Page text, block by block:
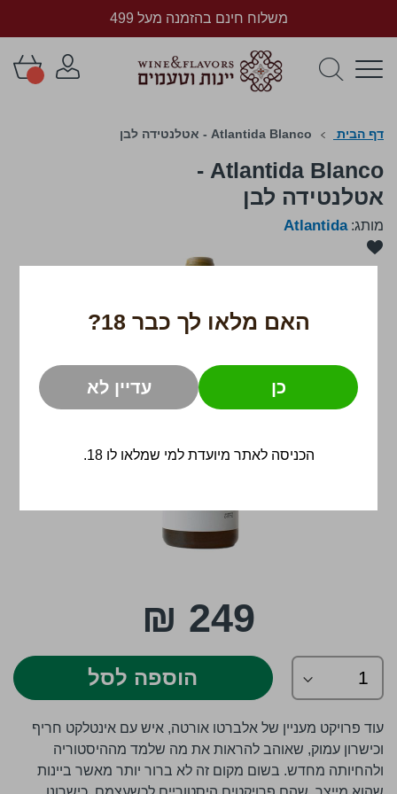
האם מלאו לך כבר 18?
כן עדיין לא
הכניסה לאתר מיועדת למי שמלאו לו 18.
משלוח חינם בהזמנה מעל 499
דף הבית Atlantida Blanco - אטלנטידה לבן
Atlantida Blanco -
אטלנטידה לבן
מותג:Atlantida לדלג
לסוף
תמונות
249 ₪
הוספה לסל
עוד פרויקט מעניין של אלברטו אורטה, איש עם אינטלקט חריף
וכישרון עמוק, שאוהב להראות את מה שלמד מההיסטוריה
ולהחיותה מחדש. בשום מקום זה לא ברור יותר מאשר ביינות